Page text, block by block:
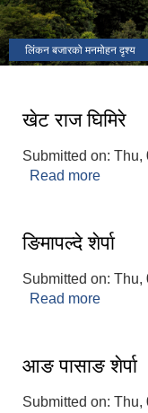
लिंकन बजारको मनमोहन दृश्य
बुद्धपार्कको दृश्य
कुथामे डाँडाबाट देखिएको मनोरम
बुलडाँडाबाट देखिएको दृश्य
जट्टापोखरी मनमोहन दृश्य
खेट राज घिमिरे
Submitted on: Thu,
Read more
ङिमापल्‍दे शेर्पा
Submitted on: Thu,
Read more
आङ पासाङ शेर्पा
Submitted on: Thu,